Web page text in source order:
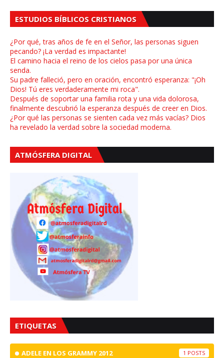
ESTUDIOS BÍBLICOS CRISTIANOS
¿Por qué, tras años de fe en el Señor, las personas siguen
pecando? ¡La verdad es impactante!
El camino hacia el reino de los cielos pasa por una única
senda.
Su padre falleció, pero en oración, encontró esperanza: "¡Oh
Dios! Tú eres verdaderamente mi roca".
Después de soportar una familia rota y una vida dolorosa,
finalmente descubrió la esperanza después de creer en Dios.
¿Por qué las personas se sienten cada vez más vacías? Dios
ha revelado la verdad sobre la sociedad moderna.
ATMÓSFERA DIGITAL
ETIQUETAS
ADELE EN LOS GRAMMY 2012 1